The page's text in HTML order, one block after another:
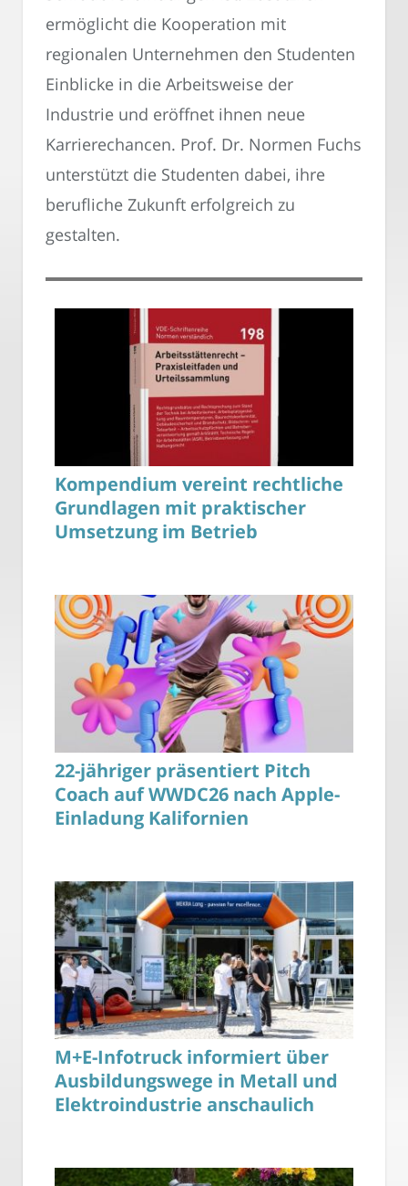
ermöglicht die Kooperation mit
regionalen Unternehmen den Studenten
Einblicke in die Arbeitsweise der
Industrie und eröffnet ihnen neue
Karrierechancen. Prof. Dr. Normen Fuchs
unterstützt die Studenten dabei, ihre
berufliche Zukunft erfolgreich zu
gestalten.
Kompendium vereint rechtliche
Grundlagen mit praktischer
Umsetzung im Betrieb
22-jähriger präsentiert Pitch
Coach auf WWDC26 nach Apple-
Einladung Kalifornien
M+E-Infotruck informiert über
Ausbildungswege in Metall und
Elektroindustrie anschaulich